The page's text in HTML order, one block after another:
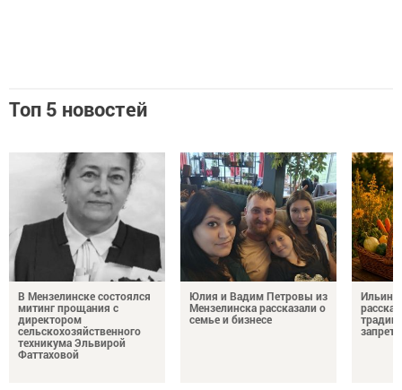
Топ 5 новостей
В Мензелинске состоялся
митинг прощания с
директором
сельскохозяйственного
техникума Эльвирой
Фаттаховой
Юлия и Вадим Петровы из
Мензелинска рассказали о
семье и бизнесе
Ильин